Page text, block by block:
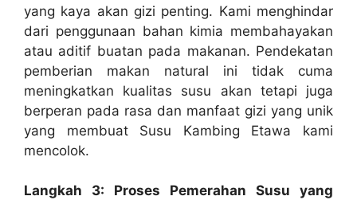
yang kaya akan gizi penting. Kami menghindar
dari penggunaan bahan kimia membahayakan
atau aditif buatan pada makanan. Pendekatan
pemberian makan natural ini tidak cuma
meningkatkan kualitas susu akan tetapi juga
berperan pada rasa dan manfaat gizi yang unik
yang membuat Susu Kambing Etawa kami
mencolok.
Langkah 3: Proses Pemerahan Susu yang